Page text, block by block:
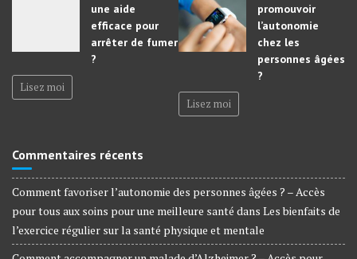
une aide
efficace pour
arrêter de fumer
?
Lisez moi
promouvoir
l’autonomie
chez les
personnes âgées
?
Lisez moi
Commentaires récents
Comment favoriser l’autonomie des personnes âgées ? – Accès
pour tous aux soins pour une meilleure santé dans Les bienfaits de
l’exercice régulier sur la santé physique et mentale